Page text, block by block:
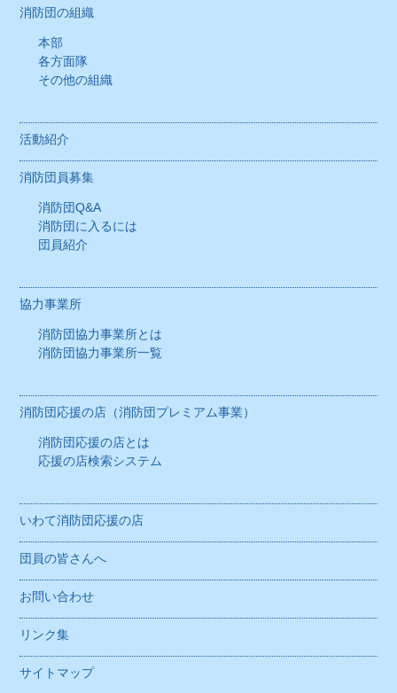
いわて消防団応援の店
サイトマップ
消防団の組織
本部
各方面隊
その他の組織
活動紹介
消防団員募集
消防団Q&A
消防団に入るには
団員紹介
協力事業所
消防団協力事業所とは
消防団協力事業所一覧
消防団応援の店（消防団プレミアム事業）
消防団応援の店とは
応援の店検索システム
いわて消防団応援の店
団員の皆さんへ
お問い合わせ
リンク集
サイトマップ